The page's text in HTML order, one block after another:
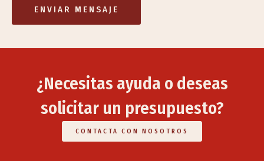
ENVIAR MENSAJE
¿Necesitas ayuda o deseas
solicitar un presupuesto?
CONTACTA CON NOSOTROS